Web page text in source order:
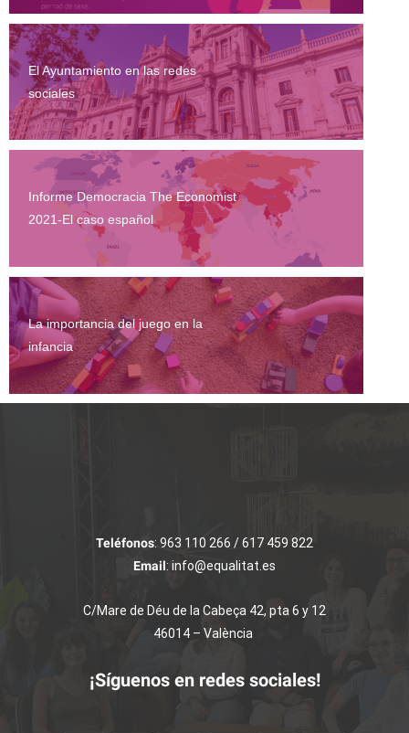
El Ayuntamiento en las redes
sociales
Informe Democracia The Economist
2021-El caso español
La importancia del juego en la
infancia
Teléfonos: 963 110 266 / 617 459 822
Email: info@equalitat.es
C/Mare de Déu de la Cabeça 42, pta 6 y 12
46014 – València
¡Síguenos en redes sociales!